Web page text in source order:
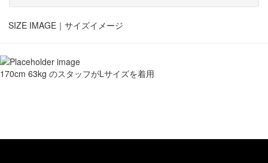
SIZE IMAGE｜ サイズイメージ
170cm 63kg のスタッフがLサイズを着用